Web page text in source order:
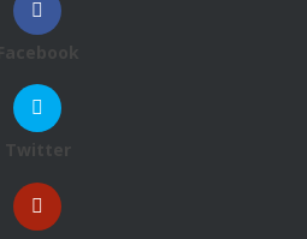
Facebook
Twitter